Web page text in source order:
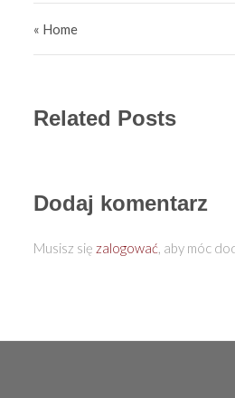
« Home
Related Posts
Dodaj komentarz
Musisz się zalogować, aby móc